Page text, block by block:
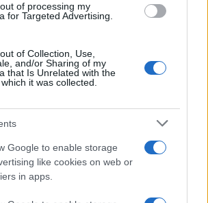
of processing my
for Targeted Advertising.
of Collection, Use,
and/or Sharing of my
that Is Unrelated with the
it was collected.
Google to enable storage
like cookies on web or
in apps.